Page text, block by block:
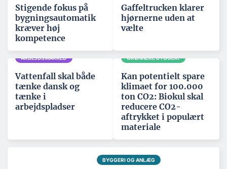
Stigende fokus på
bygningsautomatik
kræver høj
kompetence
Gaffeltrucken klarer
hjørnerne uden at
vælte
ARBEJDSMARKED
Vattenfall skal både
tænke dansk og
tænke i
arbejdspladser
GRØNNERE BYGGERI
Kan potentielt spare
klimaet for 100.000
ton CO2: Biokul skal
reducere CO2-
aftrykket i populært
materiale
BYGGERI OG ANLÆG